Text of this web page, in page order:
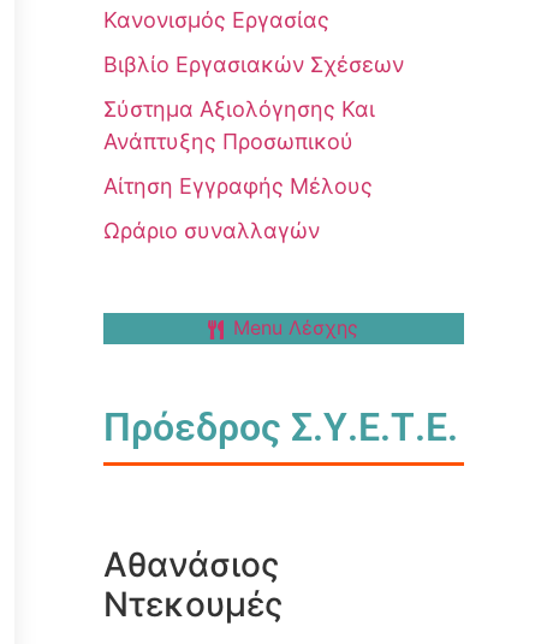
Κανονισμός Εργασίας
Βιβλίο Εργασιακών Σχέσεων
Σύστημα Αξιολόγησης Και
Ανάπτυξης Προσωπικού
Αίτηση Εγγραφής Μέλους
Ωράριο συναλλαγών
Menu Λέσχης
Πρόεδρος Σ.Υ.Ε.Τ.Ε.
Αθανάσιος
Ντεκουμές